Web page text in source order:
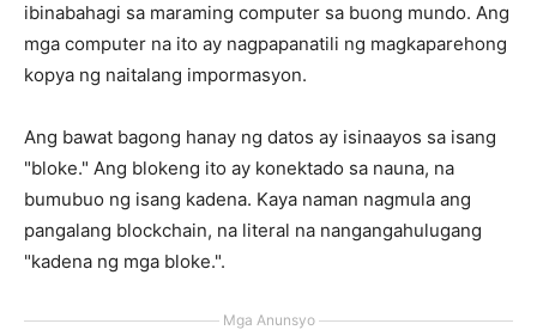
ibinabahagi sa maraming computer sa buong mundo. Ang
mga computer na ito ay nagpapanatili ng magkaparehong
kopya ng naitalang impormasyon.
Ang bawat bagong hanay ng datos ay isinaayos sa isang
"bloke." Ang blokeng ito ay konektado sa nauna, na
bumubuo ng isang kadena. Kaya naman nagmula ang
pangalang blockchain, na literal na nangangahulugang
"kadena ng mga bloke.".
Mga Anunsyo